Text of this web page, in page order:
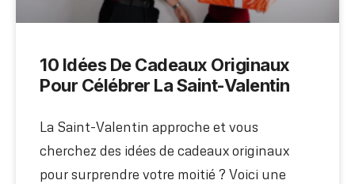
10 Idées De Cadeaux Originaux
Pour Célébrer La Saint-Valentin
La Saint-Valentin approche et vous
cherchez des idées de cadeaux originaux
pour surprendre votre moitié ? Voici une